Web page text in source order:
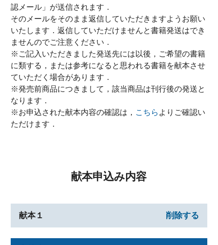
認メール」が送信されます．
そのメールをそのまま返信していただきますようお願い
いたします．返信していただけませんと書籍発送はでき
ませんのでご注意ください．
※ご記入いただきました発送先には以後，ご希望の書籍
に類する，または参考になると思われる書籍を献本させ
ていただく場合があります．
※発売前商品につきまして，該当商品は刊行後の発送と
なります．
※お申込された献本内容の確認は， こちら よりご確認い
ただけます．
献本申込み内容
献本１ 削除する